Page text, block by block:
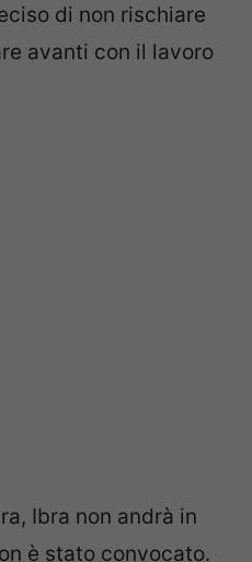
di non rischiare
avanti con il lavoro
Ibra non andrà in
è stato convocato.